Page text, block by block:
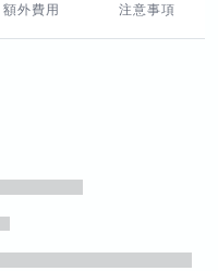
額外費用 注意事項